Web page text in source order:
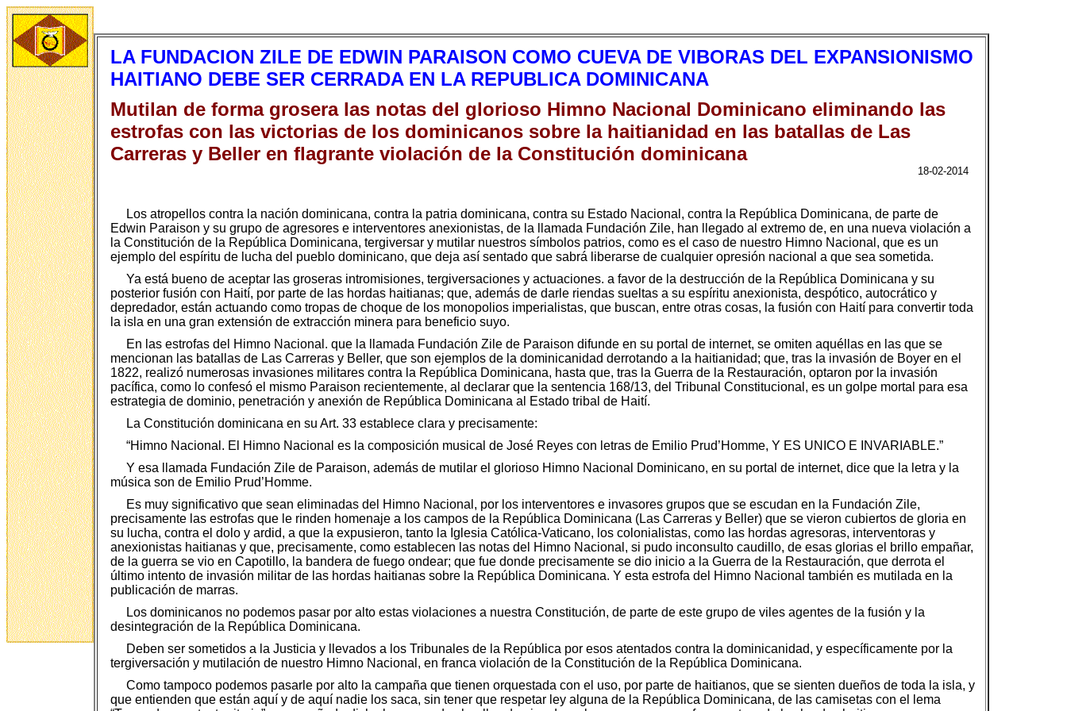
LA FUNDACION ZILE DE EDWIN PARAISON COMO CUEVA DE VIBORAS DEL EXPANSIONISMO
HAITIANO DEBE SER CERRADA EN LA REPUBLICA DOMINICANA
Mutilan de forma grosera las notas del glorioso Himno Nacional Dominicano eliminando las
estrofas con las victorias de los dominicanos sobre la haitianidad en las batallas de Las
Carreras y Beller en flagrante violación de la Constitución dominicana
18-02-2014
Los atropellos contra la nación dominicana, contra la patria dominicana, contra su Estado Nacional, contra la República Dominicana, de parte de
Edwin Paraison y su grupo de agresores e interventores anexionistas, de la llamada Fundación Zile, han llegado al extremo de, en una nueva violación a
la Constitución de la República Dominicana, tergiversar y mutilar nuestros símbolos patrios, como es el caso de nuestro Himno Nacional, que es un
ejemplo del espíritu de lucha del pueblo dominicano, que deja así sentado que sabrá liberarse de cualquier opresión nacional a que sea sometida.
Ya está bueno de aceptar las groseras intromisiones, tergiversaciones y actuaciones. a favor de la destrucción de la República Dominicana y su
posterior fusión con Haití, por parte de las hordas haitianas; que, además de darle riendas sueltas a su espíritu anexionista, despótico, autocrático y
depredador, están actuando como tropas de choque de los monopolios imperialistas, que buscan, entre otras cosas, la fusión con Haití para convertir toda
la isla en una gran extensión de extracción minera para beneficio suyo.
En las estrofas del Himno Nacional. que la llamada Fundación Zile de Paraison difunde en su portal de internet, se omiten aquéllas en las que se
mencionan las batallas de Las Carreras y Beller, que son ejemplos de la dominicanidad derrotando a la haitianidad; que, tras la invasión de Boyer en el
1822, realizó numerosas invasiones militares contra la República Dominicana, hasta que, tras la Guerra de la Restauración, optaron por la invasión
pacífica, como lo confesó el mismo Paraison recientemente, al declarar que la sentencia 168/13, del Tribunal Constitucional, es un golpe mortal para esa
estrategia de dominio, penetración y anexión de República Dominicana al Estado tribal de Haití.
La Constitución dominicana en su Art. 33 establece clara y precisamente:
“Himno Nacional. El Himno Nacional es la composición musical de José Reyes con letras de Emilio Prud’Homme, Y ES UNICO E INVARIABLE.”
Y esa llamada Fundación Zile de Paraison, además de mutilar el glorioso Himno Nacional Dominicano, en su portal de internet, dice que la letra y la
música son de Emilio Prud’Homme.
Es muy significativo que sean eliminadas del Himno Nacional, por los interventores e invasores grupos que se escudan en la Fundación Zile,
precisamente las estrofas que le rinden homenaje a los campos de la República Dominicana (Las Carreras y Beller) que se vieron cubiertos de gloria en
su lucha, contra el dolo y ardid, a que la expusieron, tanto la Iglesia Católica-Vaticano, los colonialistas, como las hordas agresoras, interventoras y
anexionistas haitianas y que, precisamente, como establecen las notas del Himno Nacional, si pudo inconsulto caudillo, de esas glorias el brillo empañar,
de la guerra se vio en Capotillo, la bandera de fuego ondear; que fue donde precisamente se dio inicio a la Guerra de la Restauración, que derrota el
último intento de invasión militar de las hordas haitianas sobre la República Dominicana. Y esta estrofa del Himno Nacional también es mutilada en la
publicación de marras.
Los dominicanos no podemos pasar por alto estas violaciones a nuestra Constitución, de parte de este grupo de viles agentes de la fusión y la
desintegración de la República Dominicana.
Deben ser sometidos a la Justicia y llevados a los Tribunales de la República por esos atentados contra la dominicanidad, y específicamente por la
tergiversación y mutilación de nuestro Himno Nacional, en franca violación de la Constitución de la República Dominicana.
Como tampoco podemos pasarle por alto la campaña que tienen orquestada con el uso, por parte de haitianos, que se sienten dueños de toda la isla, y
que entienden que están aquí y de aquí nadie los saca, sin tener que respetar ley alguna de la República Dominicana, de las camisetas con el lema